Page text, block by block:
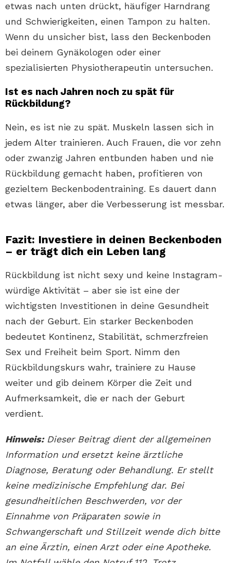
etwas nach unten drückt, häufiger Harndrang
und Schwierigkeiten, einen Tampon zu halten.
Wenn du unsicher bist, lass den Beckenboden
bei deinem Gynäkologen oder einer
spezialisierten Physiotherapeutin untersuchen.
Ist es nach Jahren noch zu spät für
Rückbildung?
Nein, es ist nie zu spät. Muskeln lassen sich in
jedem Alter trainieren. Auch Frauen, die vor zehn
oder zwanzig Jahren entbunden haben und nie
Rückbildung gemacht haben, profitieren von
gezieltem Beckenbodentraining. Es dauert dann
etwas länger, aber die Verbesserung ist messbar.
Fazit: Investiere in deinen Beckenboden
– er trägt dich ein Leben lang
Rückbildung ist nicht sexy und keine Instagram-
würdige Aktivität – aber sie ist eine der
wichtigsten Investitionen in deine Gesundheit
nach der Geburt. Ein starker Beckenboden
bedeutet Kontinenz, Stabilität, schmerzfreien
Sex und Freiheit beim Sport. Nimm den
Rückbildungskurs wahr, trainiere zu Hause
weiter und gib deinem Körper die Zeit und
Aufmerksamkeit, die er nach der Geburt
verdient.
Hinweis:Dieser Beitrag dient der allgemeinen
Information und ersetzt keine ärztliche
Diagnose, Beratung oder Behandlung. Er stellt
keine medizinische Empfehlung dar. Bei
gesundheitlichen Beschwerden, vor der
Einnahme von Präparaten sowie in
Schwangerschaft und Stillzeit wende dich bitte
an eine Ärztin, einen Arzt oder eine Apotheke.